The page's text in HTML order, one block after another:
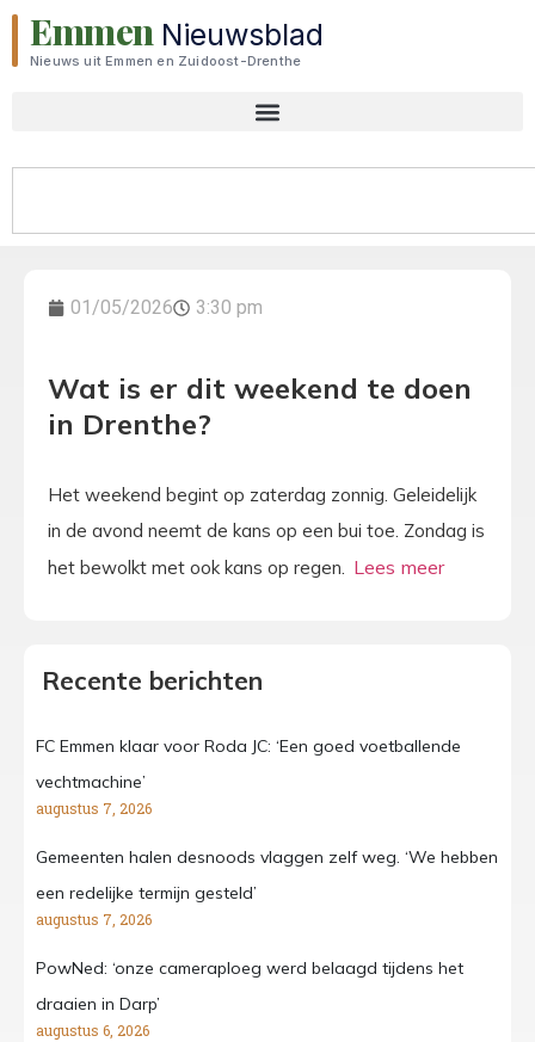
Emmen Nieuwsblad
Nieuws uit Emmen en Zuidoost-Drenthe
01/05/2026 3:30 pm
Wat is er dit weekend te doen
in Drenthe?
Het weekend begint op zaterdag zonnig. Geleidelijk
in de avond neemt de kans op een bui toe. Zondag is
het bewolkt met ook kans op regen.
Recente berichten
FC Emmen klaar voor Roda JC: ‘Een goed voetballende
vechtmachine’
augustus 7, 2026
Gemeenten halen desnoods vlaggen zelf weg. ‘We hebben
een redelijke termijn gesteld’
augustus 7, 2026
PowNed: ‘onze cameraploeg werd belaagd tijdens het
draaien in Darp’
augustus 6, 2026